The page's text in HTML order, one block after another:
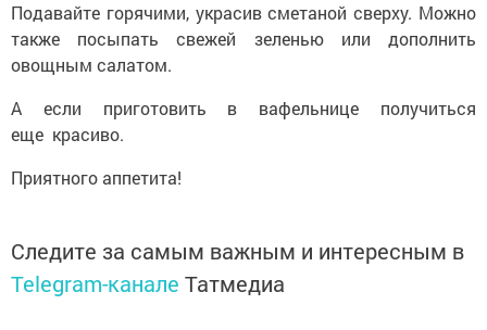
Подавайте горячими, украсив сметаной сверху. Можно
также посыпать свежей зеленью или дополнить
овощным салатом.
А если приготовить в вафельнице получиться
еще красиво.
Приятного аппетита!
Следите за самым важным и интересным в
Telegram-канале Татмедиа